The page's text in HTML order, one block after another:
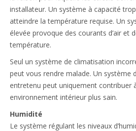
installateur. Un système à capacité
atteindre la température requise. Un
élevée provoque des courants d’air et
température.
Seul un système de climatisation
peut vous rendre malade. Un système
entretenu peut uniquement contribuer
environnement intérieur plus sain.
Humidité
Le système régulant les niveaux